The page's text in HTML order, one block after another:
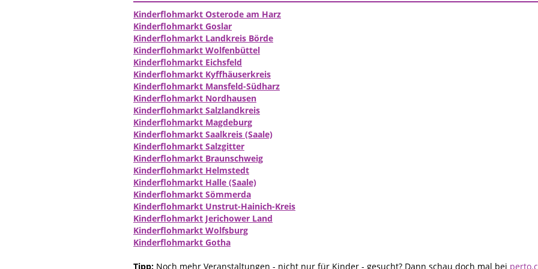
Kinderflohmarkt Osterode am Harz
Kinderflohmarkt Goslar
Kinderflohmarkt Landkreis Börde
Kinderflohmarkt Wolfenbüttel
Kinderflohmarkt Eichsfeld
Kinderflohmarkt Kyffhäuserkreis
Kinderflohmarkt Mansfeld-Südharz
Kinderflohmarkt Nordhausen
Kinderflohmarkt Salzlandkreis
Kinderflohmarkt Magdeburg
Kinderflohmarkt Saalkreis (Saale)
Kinderflohmarkt Salzgitter
Kinderflohmarkt Braunschweig
Kinderflohmarkt Helmstedt
Kinderflohmarkt Halle (Saale)
Kinderflohmarkt Sömmerda
Kinderflohmarkt Unstrut-Hainich-Kreis
Kinderflohmarkt Jerichower Land
Kinderflohmarkt Wolfsburg
Kinderflohmarkt Gotha
Tipp: Noch mehr Veranstaltungen - nicht nur für Kinder - gesucht? Dann schau doch mal bei